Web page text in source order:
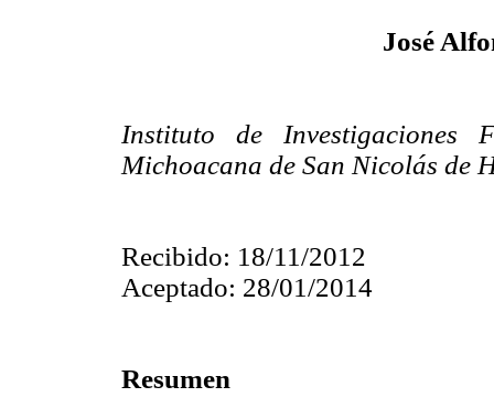
José
Instituto de Investigaciones
Michoacana de San Nicolás de
Recibido: 18/11/2012
Aceptado: 28/01/2014
Resumen